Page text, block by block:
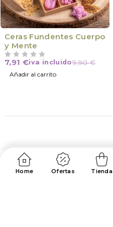
Ceras Fundentes Cuerpo
y Mente
9,90€
7,91 €iva incluido
Añadir al carrito
Home Ofertas Tienda